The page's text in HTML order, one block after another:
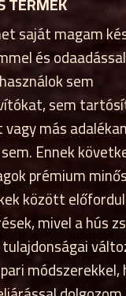
saját magam
és
sem
sem
más
Ennek
prémium
között
mivel a hús
módszerekkel,